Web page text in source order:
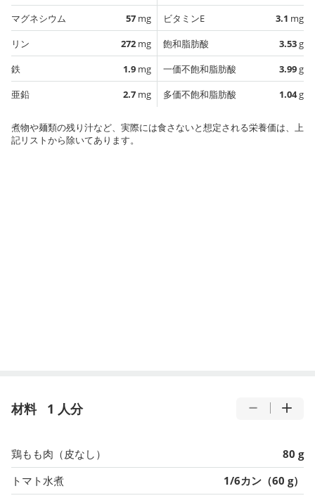
マグネシウム
57 mg
リン
272 mg
鉄
1.9 mg
亜鉛
2.7 mg
ビタミンE
3.1 mg
飽和脂肪酸
3.53g
一価不飽和脂肪酸
3.99g
多価不飽和脂肪酸
1.04g
煮物や麺類の残り汁など、実際には食さないと想定される栄養価は、上
記リストから除いてあります。
材料 1 人分
鶏もも肉（皮なし）
80 g
トマト水煮
1/6カン（60 g）